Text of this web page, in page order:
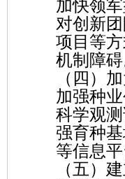
加快领
对创新
项目等
机制障碍
（四）
加强种
科学观
强育种
等信息
（五）